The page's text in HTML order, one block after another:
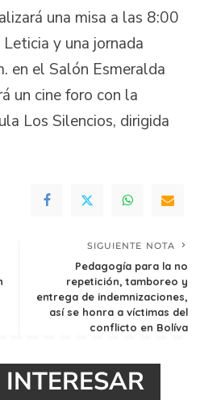
una misa a las 8:00
y una jornada
en el Salón Esmeralda
un cine foro con la
Los Silencios, dirigida
SIGUIENTE NOTA
Pedagogía para la no
repetición, tamboreo y
entrega de indemnizaciones,
así se honra a víctimas del
conflicto en Bolíva